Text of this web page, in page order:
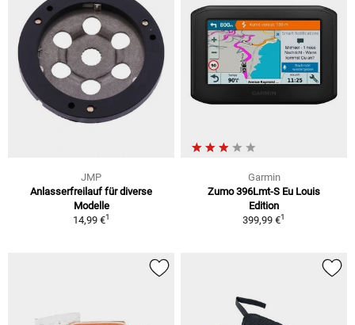
JMP
Anlasserfreilauf für diverse
Modelle
14,99 €1
Garmin
Zumo 396Lmt-S Eu Louis
Edition
399,99 €1